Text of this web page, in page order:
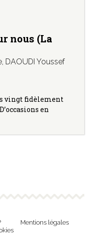
nous (La
, DAOUDI Youssef
vingt fidèlement
en
Mentions légales